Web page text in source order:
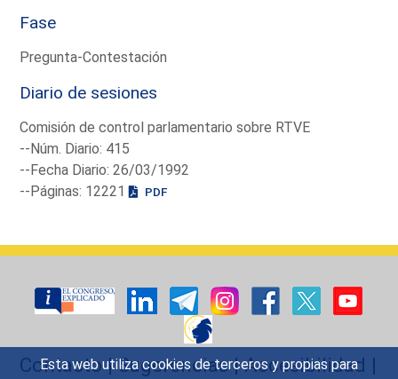
Esta web utiliza cookies de terceros y propias para
Fase
Pregunta-Contestación
Diario de sesiones
Comisión de control parlamentario sobre RTVE
--Núm. Diario: 415
--Fecha Diario: 26/03/1992
--Páginas: 12221
PDF
Contacto|Sugerencias|Accesibilidad |